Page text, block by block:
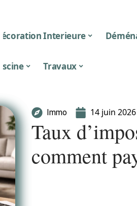
Décoration Interieure
Piscine Travaux
Immo 14 juin 2026
Taux
comment